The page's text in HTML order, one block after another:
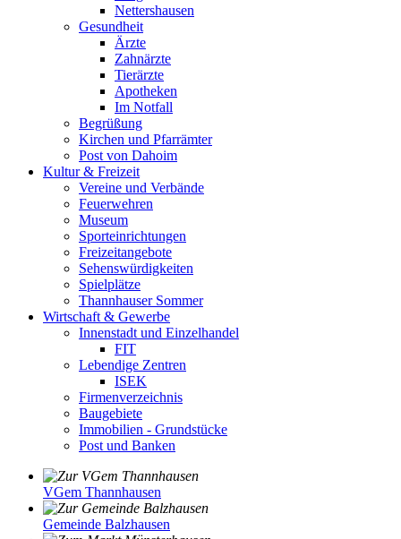
Nettershausen
Gesundheit
Ärzte
Zahnärzte
Tierärzte
Apotheken
Im Notfall
Begrüßung
Kirchen und Pfarrämter
Post von Dahoim
Kultur & Freizeit
Vereine und Verbände
Feuerwehren
Museum
Sporteinrichtungen
Freizeitangebote
Sehenswürdigkeiten
Spielplätze
Thannhauser Sommer
Wirtschaft & Gewerbe
Innenstadt und Einzelhandel
FIT
Lebendige Zentren
ISEK
Firmenverzeichnis
Baugebiete
Immobilien - Grundstücke
Post und Banken
VGem Thannhausen
Gemeinde Balzhausen